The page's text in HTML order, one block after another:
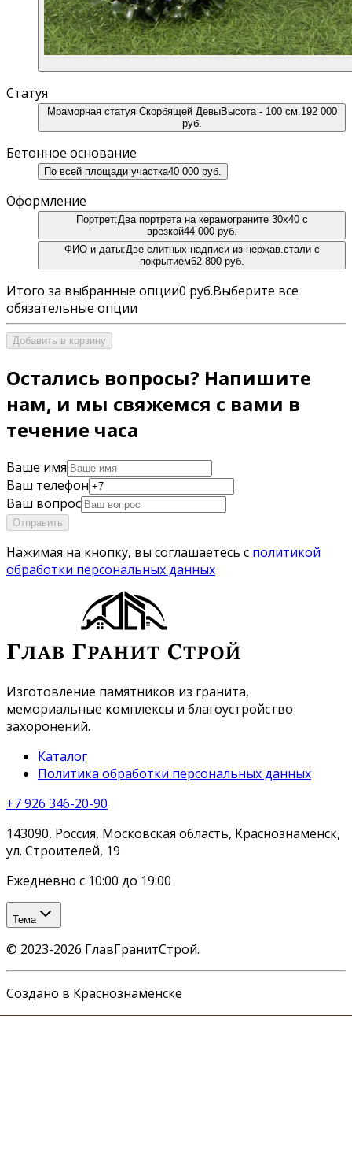
Статуя
Мраморная статуя Скорбящей ДевыВысота - 100 см. 192 000
руб.
Бетонное основание
По всей площади участка40 000 руб.
Оформление
Портрет:Два портрета на керамограните 30х40 с
врезкой44 000 руб.
ФИО и даты:Две слитных надписи из нержав.cтали с
покрытием62 800 руб.
Итого за выбранные опции0 руб.Выберите все
обязательные опции
Добавить в корзину
Остались вопросы? Напишите
нам, и мы свяжемся с вами в
течение часа
Ваше имя
Ваш телефон
Ваш вопрос
Отправить
Нажимая на кнопку, вы соглашаетесь с политикой
обработки персональных данных
Изготовление памятников из гранита,
мемориальные комплексы и благоустройство
захоронений.
Каталог
Политика обработки персональных данных
+7 926 346-20-90
143090, Россия, Московская область, Краснознаменск,
ул. Строителей, 19
Ежедневно с 10:00 до 19:00
Тема
© 2023-2026 ГлавГранитСтрой.
Создано в Краснознаменске